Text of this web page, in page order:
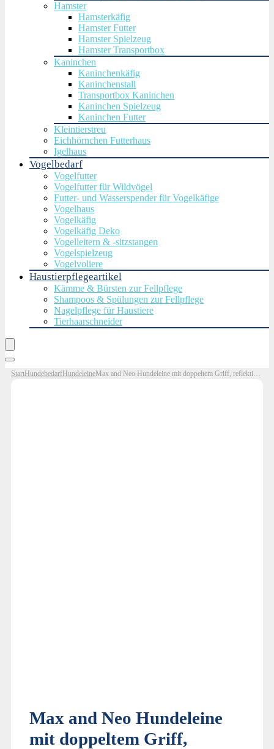
Hamster
Hamsterkäfig
Hamster Futter
Hamster Spielzeug
Hamster Transportbox
Kaninchen
Kaninchenkäfig
Kaninchenstall
Transportbox Kaninchen
Kaninchen Spielzeug
Kaninchen Futter
Kleintierstreu
Eichhörnchen Futterhaus
Igelhaus
Vogelbedarf
Vogelfutter
Vogelfutter für Wildvögel
Futter- und Wasserspender für Vogelkäfige
Vogelhaus
Vogelkäfig
Vogelkäfig Deko
Vogelleitern & -sitzstangen
Vogelspielzeug
Vogelvoliere
Haustierpflegeartikel
Kämme & Bürsten zur Fellpflege
Shampoos & Spülungen zur Fellpflege
Nagelpflege für Haustiere
Tierhaarschneider
StartHundebedarfHundeleineMax and Neo Hundeleine mit doppeltem Griff, reflektierend, für jede verkaufte Leine spenden wir eine Leine an eine Hunderettung (Blaugrün, 1,8 m)
Max and Neo Hundeleine
mit doppeltem Griff,